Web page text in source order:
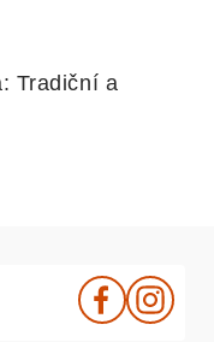
Tradiční a